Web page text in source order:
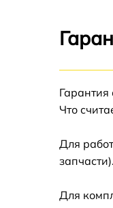
W
Что
Для
запчасти).
Для